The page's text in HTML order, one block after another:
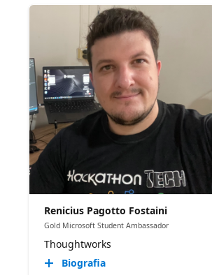
Renicius Pagotto Fostaini
Gold Microsoft Student Ambassador
Thoughtworks
Biografia